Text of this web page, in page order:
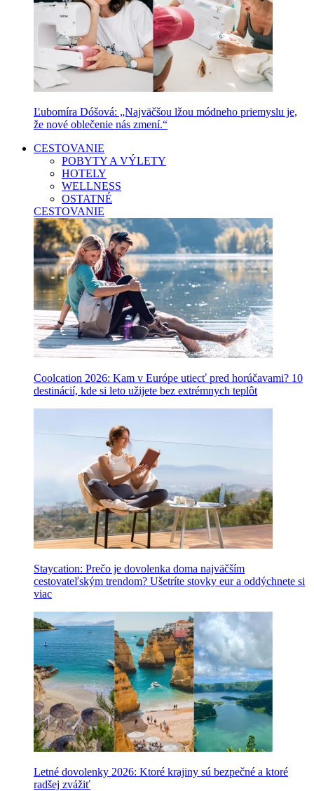
Ľubomíra Dóšová: „Najväčšou lžou módneho priemyslu je,
že nové oblečenie nás zmení.“
CESTOVANIE
POBYTY A VÝLETY
HOTELY
WELLNESS
OSTATNÉ
CESTOVANIE
Coolcation 2026: Kam v Európe utiecť pred horúčavami? 10
destinácií, kde si leto užijete bez extrémnych teplôt
Staycation: Prečo je dovolenka doma najväčším
cestovateľským trendom? Ušetríte stovky eur a oddýchnete si
viac
Letné dovolenky 2026: Ktoré krajiny sú bezpečné a ktoré
radšej zvážiť